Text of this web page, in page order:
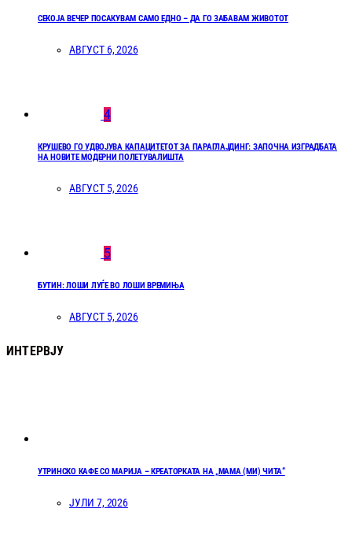
СЕКОЈА ВЕЧЕР ПОСАКУВАМ САМО ЕДНО – ДА ГО ЗАБАВАМ ЖИВОТОТ
АВГУСТ 6, 2026
4
КРУШЕВО ГО УДВОЈУВА КАПАЦИТЕТОТ ЗА ПАРАГЛАЈДИНГ: ЗАПОЧНА ИЗГРАДБАТА
НА НОВИТЕ МОДЕРНИ ПОЛЕТУВАЛИШТА
АВГУСТ 5, 2026
5
БУТИН: ЛОШИ ЛУЃЕ ВО ЛОШИ ВРЕМИЊА
АВГУСТ 5, 2026
ИНТЕРВЈУ
УТРИНСКО КАФЕ СО МАРИЈА – КРЕАТОРКАТА НА „МАМА (МИ) ЧИТА“
ЈУЛИ 7, 2026